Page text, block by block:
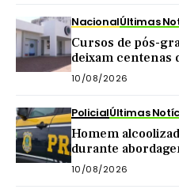
NacionalÚltimas
Cursos de pós-
deixam centenas
perder diplomas
10/08/2026
PolicialÚltimas
Homem
durante
10/08/2026